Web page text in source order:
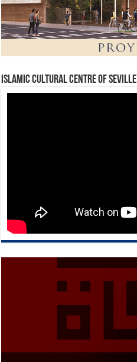
Islamic Cultural Centre of Seville